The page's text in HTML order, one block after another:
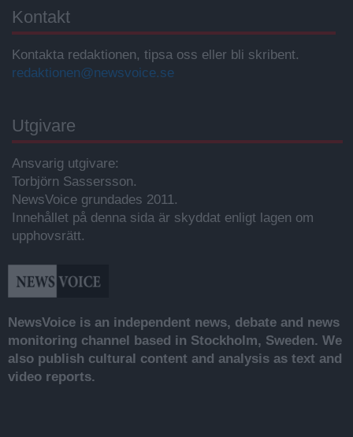
Kontakt
Kontakta redaktionen, tipsa oss eller bli skribent.
redaktionen@newsvoice.se
Utgivare
Ansvarig utgivare:
Torbjörn Sassersson.
NewsVoice grundades 2011.
Innehållet på denna sida är skyddat enligt lagen om
upphovsrätt.
NewsVoice is an independent news, debate and news
monitoring channel based in Stockholm, Sweden. We
also publish cultural content and analysis as text and
video reports.